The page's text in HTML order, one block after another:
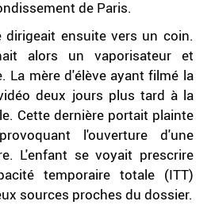
de Paris.
dirigeait ensuite vers un coin.
alors un vaporisateur et
La mère d'élève ayant filmé la
deux jours plus tard à la
Cette dernière portait plainte
l'ouverture d'une
L'enfant se voyait prescrire
temporaire totale (ITT)
sources proches du dossier.